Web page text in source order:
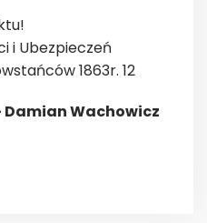
i Ubezpieczeń
1863r. 12
Wachowicz